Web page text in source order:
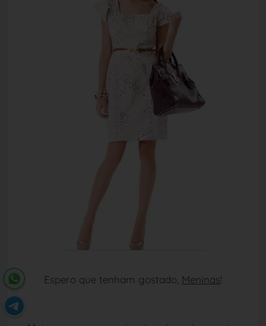
Espero que tenham gostado, Meninas!